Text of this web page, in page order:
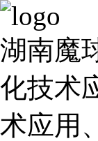
湖南魔
化技术
术应用